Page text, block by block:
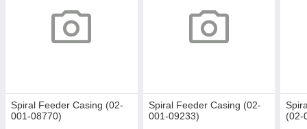
Spiral Feeder Casing (02-
001-08770)
Spiral Feeder Casing (02-
001-09233)
(02-